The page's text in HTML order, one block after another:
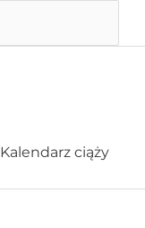
Kalendarz ciąży